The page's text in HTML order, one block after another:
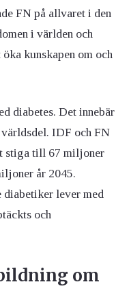
FN på allvaret i den
i världen och
kunskapen om och
diabetes. Det innebär
IDF och FN
stiga till 67 miljoner
år 2045.
lever med
och
om